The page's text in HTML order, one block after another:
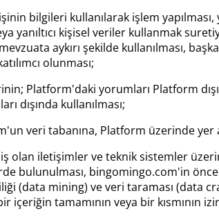
bilgileri kullanılarak işlem
yanıltıcı kişisel veriler kullanmak
aykırı şekilde kullanılması,
olunması;
Platform'daki yorumları Platform
dışında kullanılması;
veri tabanına, Platform üzerinde
olan iletişimler ve teknik sistemler
bulunulması, bingomingo.com'in
(data mining) ve veri taraması (data
tamamının veya bir kısmının